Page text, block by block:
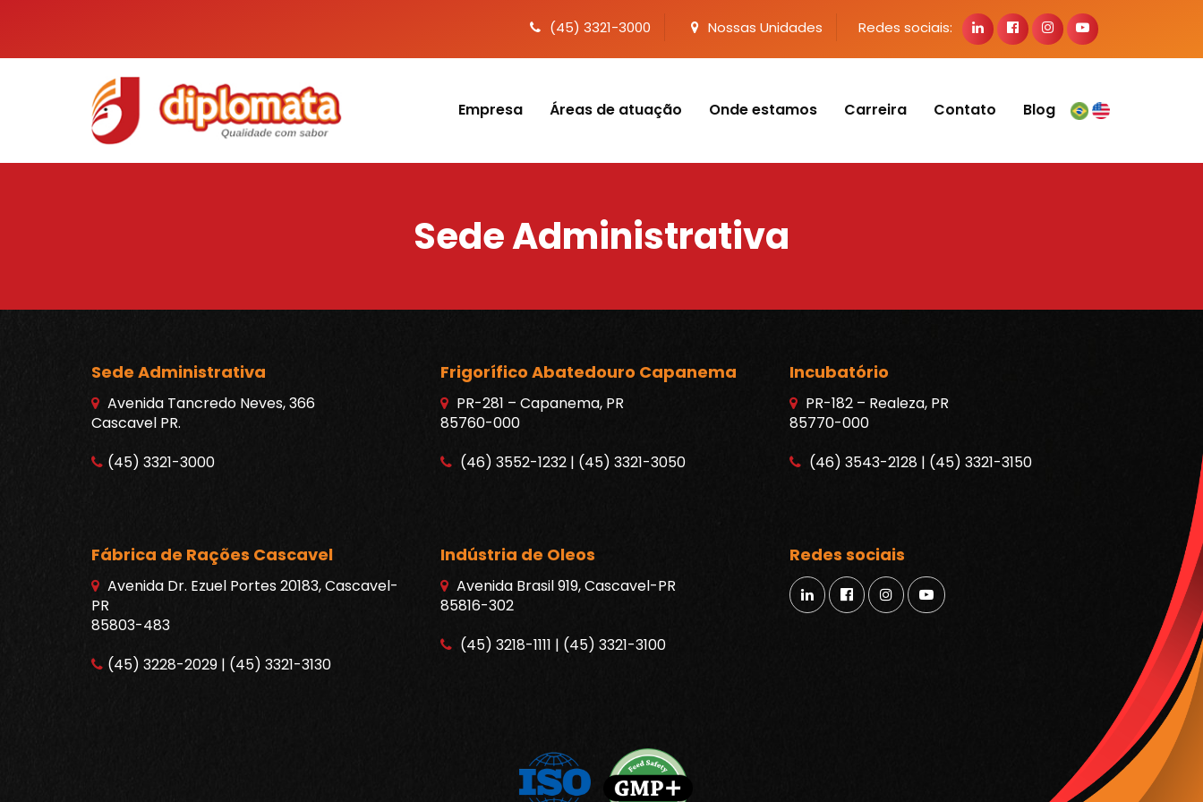
(45) 3321-3000 Nossas Unidades Redes sociais:
Empresa Áreas de atuação Onde estamos Carreira Contato Blog
Sede Administrativa
Sede Administrativa
Avenida Tancredo Neves, 366
Cascavel PR.
(45) 3321-3000
Frigorífico Abatedouro Capanema
PR-281 – Capanema, PR
85760-000
(46) 3552-1232 | (45) 3321-3050
Incubatório
PR-182 – Realeza, PR
85770-000
(46) 3543-2128 | (45) 3321-3150
Fábrica de Rações Cascavel
Avenida Dr. Ezuel Portes 20183, Cascavel-
PR
85803-483
(45) 3228-2029 | (45) 3321-3130
Indústria de Oleos
Avenida Brasil 919, Cascavel-PR
85816-302
(45) 3218-1111 | (45) 3321-3100
Redes sociais